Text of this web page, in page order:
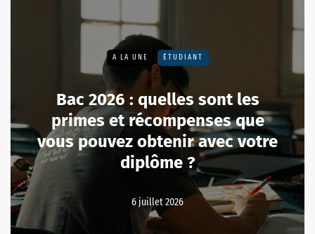
A LA UNE ÉTUDIANT
Bac 2026 : quelles sont les
primes et récompenses que
vous pouvez obtenir avec votre
diplôme ?
6 juillet 2026